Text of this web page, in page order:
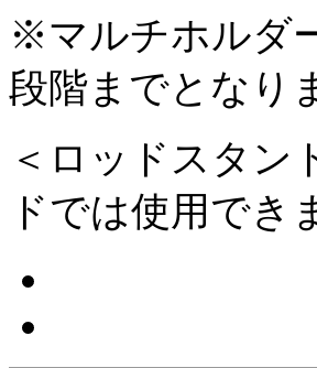
※マルチホルダ
段階までとなり
＜ロッドスタン
ドでは使用でき